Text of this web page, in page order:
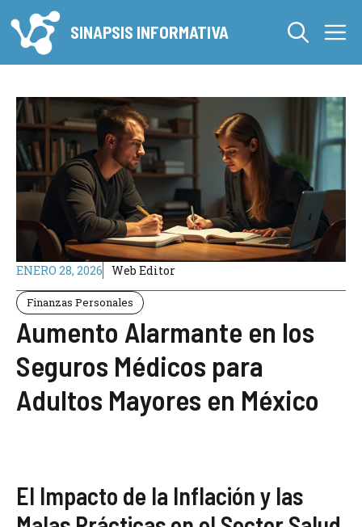
al
contenido
SINAPSIS INFORMATIVA
ENERO 28, 2026 Web Editor
Finanzas Personales
Aumento Alarmante en los
Seguros Médicos para
Adultos Mayores en México
El Impacto de la Inflación y las